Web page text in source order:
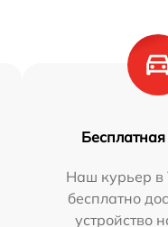
Наш курьер в
бесплатно
устройство